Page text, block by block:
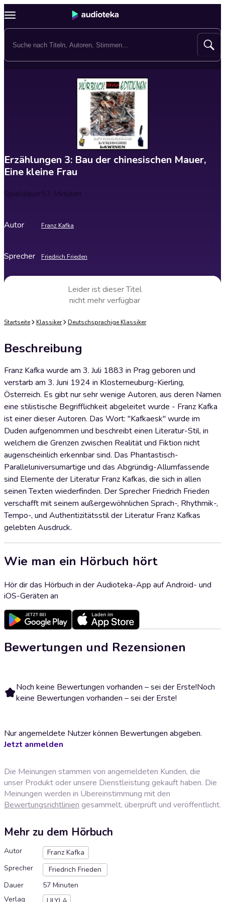
Erzählungen 3: Bau der chinesischen Mauer,
Eine kleine Frau
Spieldauer57 Minuten
Autor Franz Kafka
Sprecher Friedrich Frieden
Leider ist dieser Titel
nicht mehr verfügbar
Startseite Klassiker Deutschsprachige Klassiker
Beschreibung
Franz Kafka wurde am 3. Juli 1883 in Prag geboren und
verstarb am 3. Juni 1924 in Klosterneuburg-Kierling,
Österreich. Es gibt nur sehr wenige Autoren, aus deren Namen
eine stilistische Begrifflichkeit abgeleitet wurde - Franz Kafka
ist einer dieser Autoren. Das Wort: "Kafkaesk" wurde im
Duden aufgenommen und beschreibt einen Literatur-Stil, in
welchem die Grenzen zwischen Realität und Fiktion nicht
augenscheinlich erkennbar sind. Das Phantastisch-
Paralleluniversumartige und das Abgründig-Allumfassende
sind Elemente der Literatur Franz Kafkas, die sich in allen
seinen Texten wiederfinden. Der Sprecher Friedrich Frieden
verschafft mit seinem außergewöhnlichen Sprach-, Rhythmik-,
Tempo-, und Authentizitätsstil der Literatur Franz Kafkas
gelebten Ausdruck.
Wie man ein Hörbuch hört
Hör dir das Hörbuch in der Audioteka-App auf Android- und
iOS-Geräten an
Bewertungen und Rezensionen
Noch keine Bewertungen vorhanden – sei der Erste!Noch
keine Bewertungen vorhanden – sei der Erste!
Nur angemeldete Nutzer können Bewertungen abgeben.
Jetzt anmelden
Die Meinungen stammen von angemeldeten Kunden, die
unser Produkt oder unsere Dienstleistung gekauft haben. Die
Meinungen werden in Übereinstimmung mit den
Bewertungsrichtlinien gesammelt, überprüft und veröffentlicht.
Mehr zu dem Hörbuch
Autor
Franz Kafka
Sprecher
Friedrich Frieden
Dauer
57 Minuten
Verlag